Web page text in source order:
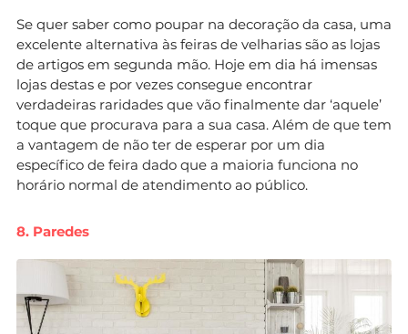
Se quer saber como poupar na decoração da casa, uma
excelente alternativa às feiras de velharias são as lojas
de artigos em segunda mão. Hoje em dia há imensas
lojas destas e por vezes consegue encontrar
verdadeiras raridades que vão finalmente dar ‘aquele’
toque que procurava para a sua casa. Além de que tem
a vantagem de não ter de esperar por um dia
específico de feira dado que a maioria funciona no
horário normal de atendimento ao público.
8. Paredes